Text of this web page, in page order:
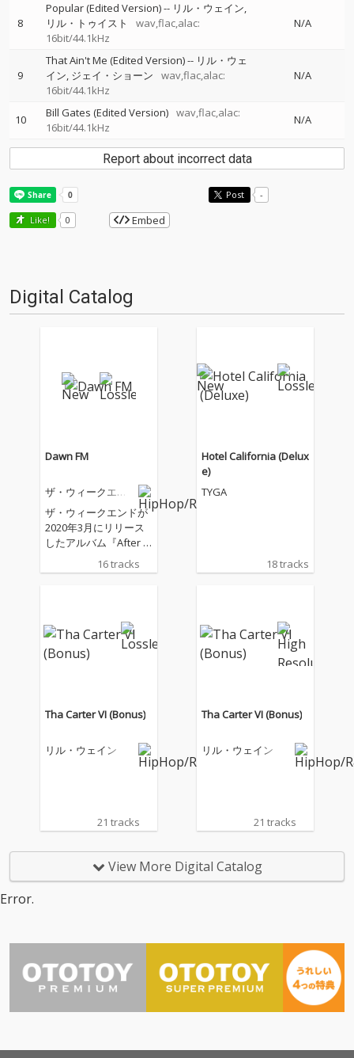
8
Popular (Edited Version)-- リル・ウェイン
リル・トゥイスト
wav,flac,alac:
16bit/44.1kHz
N/A
9
That Ain't Me (Edited Version)-- リル・ウェ
イン ジェイ・ショーン
wav,flac,alac:
16bit/44.1kHz
N/A
10 Bill Gates (Edited Version) wav,flac,alac:
16bit/44.1kHz
N/A
Report about incorrect data
Post -
Like! 0 Embed
Digital Catalog
Dawn FM
ザ・ウィークエン
ザ・ウィークエンドが
2020年3月にリリース
したアルバム『After H
ours』から約2年ぶ
り、５作目となるアル
た今作には、タイラ
ー・ザ・クリエイタ
ー、リル・ウェイン、
どが参加。ゲスト陣の
豪華さはさることなが
「Out Of Time」では
日本人歌手の亜蘭知子
る。
16 tracks
Hotel California (Delux
e)
TYGA
18 tracks
Tha Carter VI (Bonus)
リル・ウェイン
21 tracks
Tha Carter VI (Bonus)
リル・ウェイン
21 tracks
View More Digital Catalog
Error.